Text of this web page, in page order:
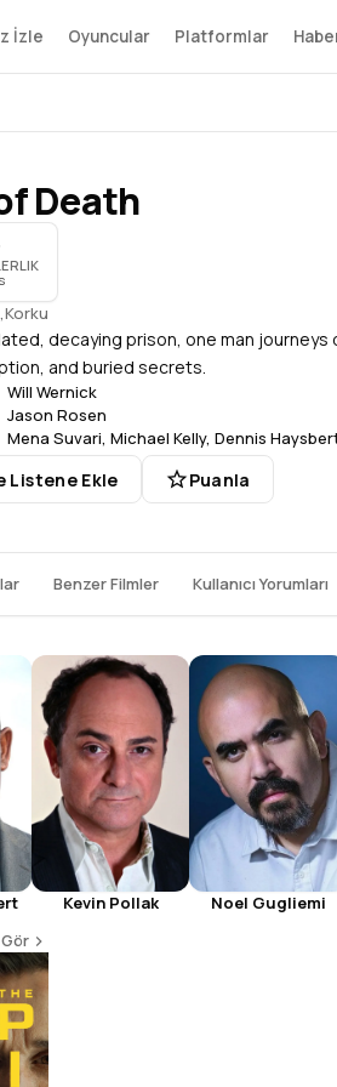
İzle Oyuncular Platformlar
Death
,Korku
decaying prison, one man journeys
and buried secrets.
Will Wernick
Jason Rosen
Mena Suvari, Michael Kelly, Dennis
Listene Ekle Puanla
Benzer Filmler Kullanıcı Yorumları
Kevin Pollak Noel Gugliemi